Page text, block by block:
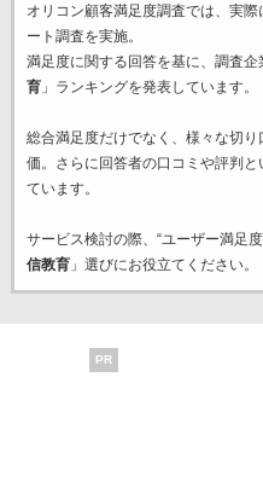
オリコン顧客満足度調査では、実
ート調査を実施。
満足度に関する回答を基に、調査企
育」ランキングを発表しています。
総合満足度だけでなく、様々な切り
価。さらに回答者の口コミや評判
ています。
サービス検討の際、“ユーザー満足
信教育」選びにお役立てください。
PR